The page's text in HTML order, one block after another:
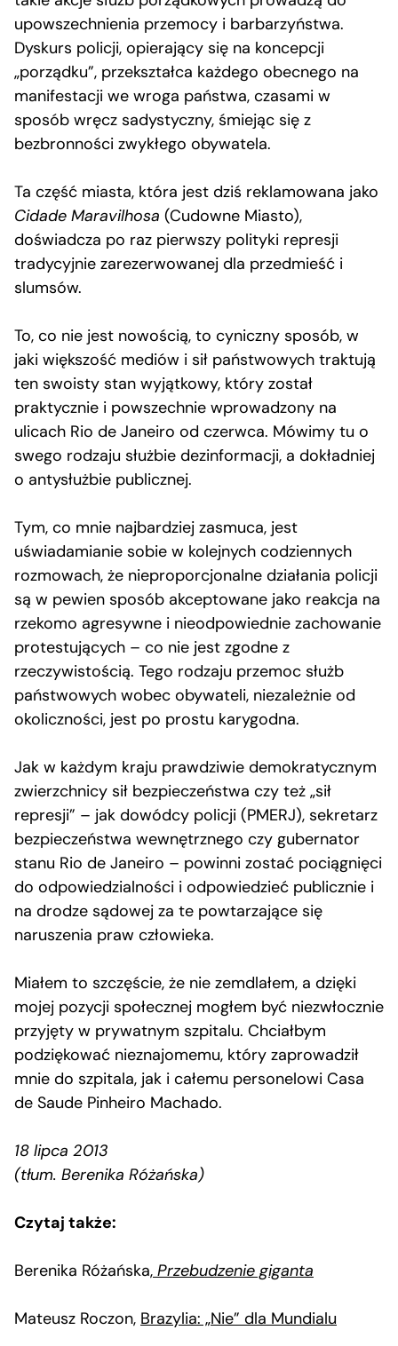
upowszechnienia przemocy i barbarzyństwa.
Dyskurs policji, opierający się na koncepcji
„porządku”, przekształca każdego obecnego na
manifestacji we wroga państwa, czasami w
sposób wręcz sadystyczny, śmiejąc się z
bezbronności zwykłego obywatela.
Ta część miasta, która jest dziś reklamowana jako
Cidade Maravilhosa (Cudowne Miasto),
doświadcza po raz pierwszy polityki represji
tradycyjnie zarezerwowanej dla przedmieść i
slumsów.
To, co nie jest nowością, to cyniczny sposób, w
jaki większość mediów i sił państwowych traktują
ten swoisty stan wyjątkowy, który został
praktycznie i powszechnie wprowadzony na
ulicach Rio de Janeiro od czerwca. Mówimy tu o
swego rodzaju służbie dezinformacji, a dokładniej
o antysłużbie publicznej.
Tym, co mnie najbardziej zasmuca, jest
uświadamianie sobie w kolejnych codziennych
rozmowach, że nieproporcjonalne działania policji
są w pewien sposób akceptowane jako reakcja na
rzekomo agresywne i nieodpowiednie zachowanie
protestujących – co nie jest zgodne z
rzeczywistością. Tego rodzaju przemoc służb
państwowych wobec obywateli, niezależnie od
okoliczności, jest po prostu karygodna.
Jak w każdym kraju prawdziwie demokratycznym
zwierzchnicy sił bezpieczeństwa czy też „sił
represji” – jak dowódcy policji (PMERJ), sekretarz
bezpieczeństwa wewnętrznego czy gubernator
stanu Rio de Janeiro – powinni zostać pociągnięci
do odpowiedzialności i odpowiedzieć publicznie i
na drodze sądowej za te powtarzające się
naruszenia praw człowieka.
Miałem to szczęście, że nie zemdlałem, a dzięki
mojej pozycji społecznej mogłem być niezwłocznie
przyjęty w prywatnym szpitalu. Chciałbym
podziękować nieznajomemu, który zaprowadził
mnie do szpitala, jak i całemu personelowi Casa
de Saude Pinheiro Machado.
18 lipca 2013
(tłum. Berenika Różańska)
Czytaj także:
Berenika Różańska, Przebudzenie giganta
Mateusz Roczon, Brazylia: „Nie” dla Mundialu